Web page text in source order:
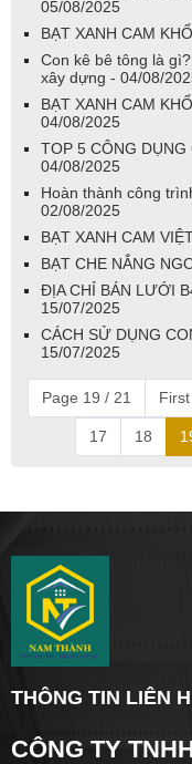
05/08/2025
BẠT XANH CAM
Con kê bê tông là
xây dựng - 04/08/
BẠT XANH CAM
04/08/2025
TOP 5 CÔNG DỤNG
04/08/2025
Hoàn thành công
02/08/2025
BẠT XANH CAM
BẠT CHE NẮNG
ĐỊA CHỈ BÁN LƯỚI
15/07/2025
CÁCH SỬ DỤNG
15/07/2025
Page 19 / 21 First
17 18
THÔNG TIN LIÊN
CÔNG TY